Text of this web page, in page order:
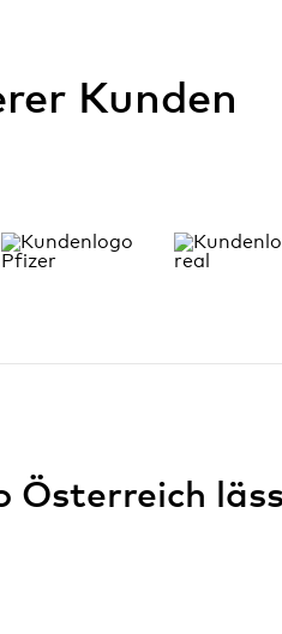
Kunden